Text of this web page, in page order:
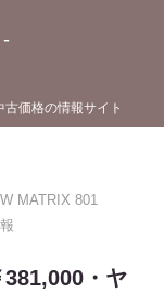
価格の情報サイト
MATRIX 801
・ヤ